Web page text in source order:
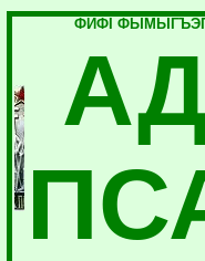
ФИФI